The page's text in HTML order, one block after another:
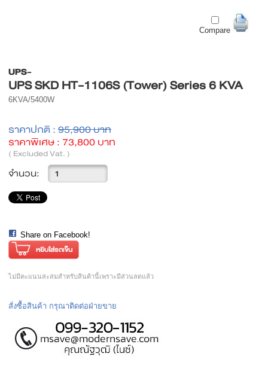
Compare
UPS-
UPS SKD HT-1106S (Tower) Series 6 KVA
6KVA/5400W
ราคาปกติ : 95,900 บาท
ราคาพิเศษ : 73,800 บาท
( Excluded Vat. )
จำนวน:
Share on Facebook!
ไม่มีคะแนนสะสมสำหรับสินค้านี้เพราะมีส่วนลดแล้ว
สั่งซื้อสินค้า กรุณาติดต่อฝ่ายขาย